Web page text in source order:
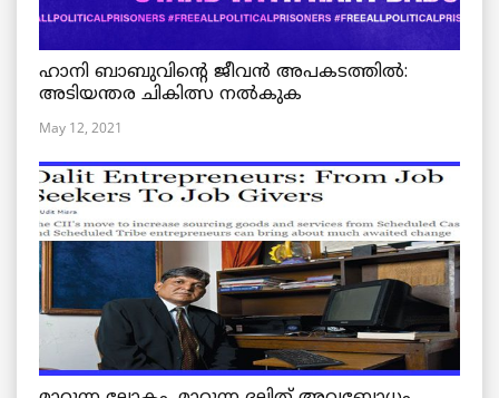
ഹാനി ബാബുവിന്റെ ജീവൻ അപകടത്തിൽ:
അടിയന്തര ചികിത്സ നൽകുക
May 12, 2021